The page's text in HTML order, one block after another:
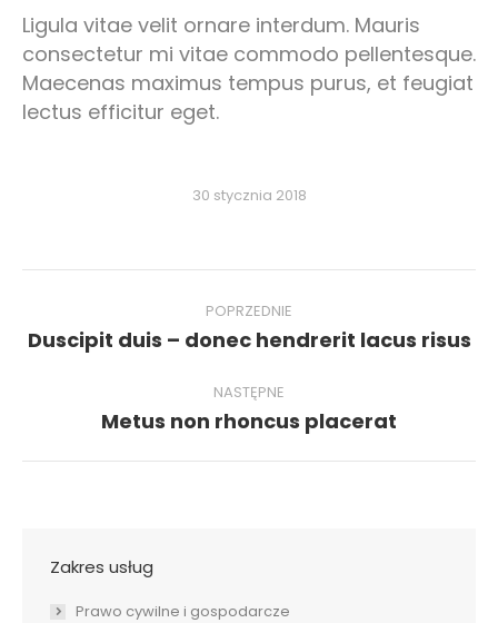
Ligula vitae velit ornare interdum. Mauris
consectetur mi vitae commodo pellentesque.
Maecenas maximus tempus purus, et feugiat
lectus efficitur eget.
30 stycznia 2018
POPRZEDNIE
Poprzedni
Duscipit duis – donec hendrerit lacus risus
NASTĘPNE
Następny
Metus non rhoncus placerat
Zakres usług
Prawo cywilne i gospodarcze